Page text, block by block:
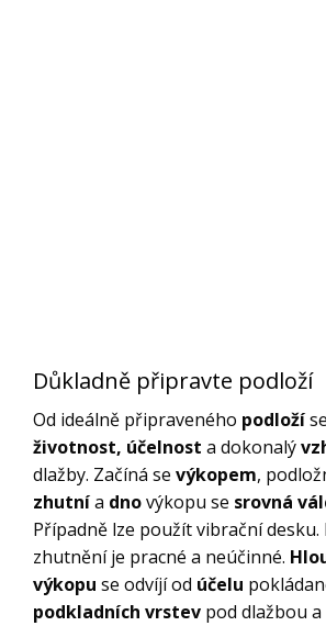
Důkladně připravte podloží
Od ideálně připraveného podloží
životnost, účelnost a dokonalý
dlažby. Začíná se výkopem,
zhutnía dnovýkopu se srovná
Případně lze použít vibrační
zhutnění je pracné a neúčinné.
výkopu se odvíjí od účelu
podkladních vrstev pod dlažbou a